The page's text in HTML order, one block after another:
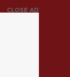
CLOSE AD